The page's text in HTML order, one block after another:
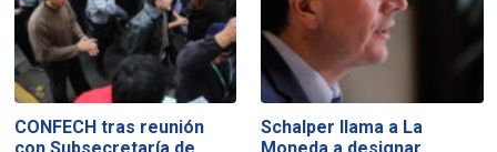
CONFECH tras reunión
Schalper llama a La